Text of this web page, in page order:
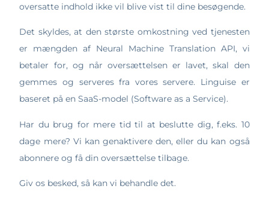
oversatte indhold ikke vil blive vist til dine besøgende.
Det skyldes, at den største omkostning ved tjenesten
er mængden af ​​Neural Machine Translation API, vi
betaler for, og når oversættelsen er lavet, skal den
gemmes og serveres fra vores servere. Linguise er
baseret på en SaaS-model (Software as a Service).
Har du brug for mere tid til at beslutte dig, f.eks. 10
dage mere? Vi kan genaktivere den, eller du kan også
abonnere og få din oversættelse tilbage.
Giv os besked, så kan vi behandle det.